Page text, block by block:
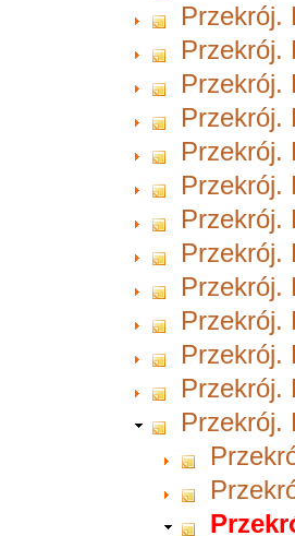
Przekrój.
Przekrój.
Przekrój.
Przekrój.
Przekrój.
Przekrój.
Przekrój.
Przekrój.
Przekrój.
Przekrój.
Przekrój.
Przekrój.
Przekrój.